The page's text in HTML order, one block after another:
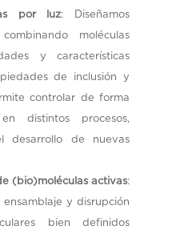
por luz: Diseñamos
moléculas
y características
de inclusión y
controlar de forma
distintos procesos,
desarrollo de nuevas
(bio)moléculas activas:
ensamblaje y disrupción
bien definidos